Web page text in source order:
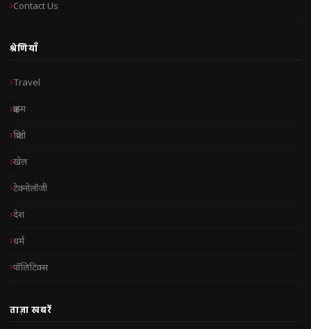
Contact Us
श्रेणियाँ
Travel
क्राइम
क्रिप्टो
खेल
टेक्नोलॉजी
देश
धर्म
पॉलिटिक्स
ताज़ा खबरें